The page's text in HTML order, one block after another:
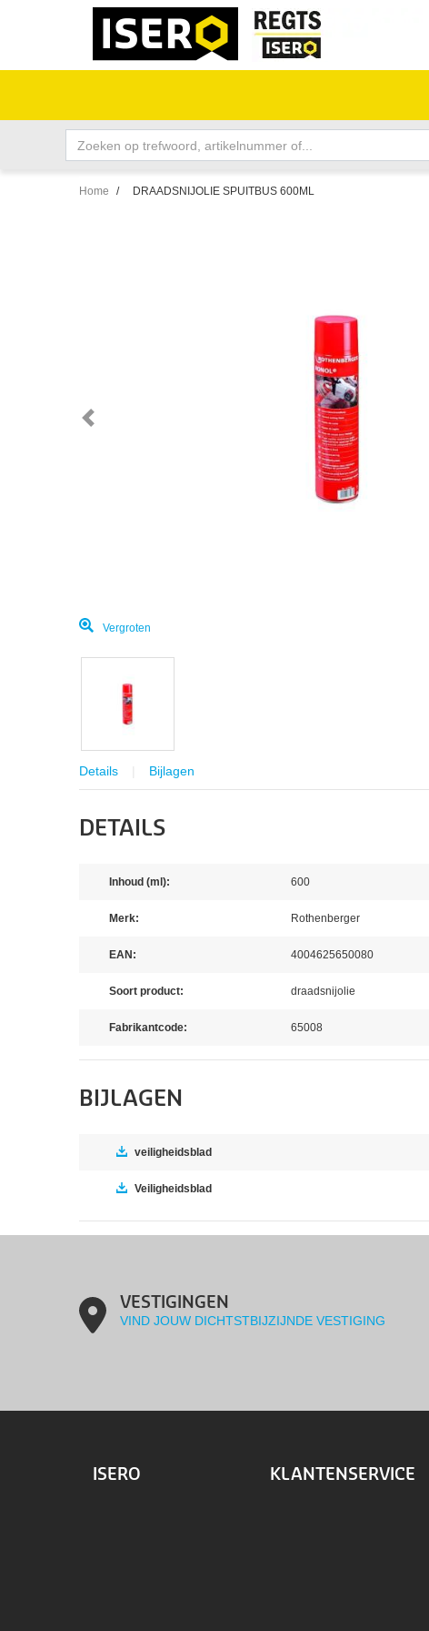
Home / DRAADSNIJOLIE SPUITBUS 600ML
Vergroten
Details Bijlagen
DETAILS
Inhoud (ml): 600
Merk: Rothenberger
EAN: 4004625650080
Soort product: draadsnijolie
Fabrikantcode: 65008
BIJLAGEN
veiligheidsblad
Veiligheidsblad
VESTIGINGEN
VIND JOUW DICHTSTBIJZIJNDE VESTIGING
ISERO KLANTENSERVICE